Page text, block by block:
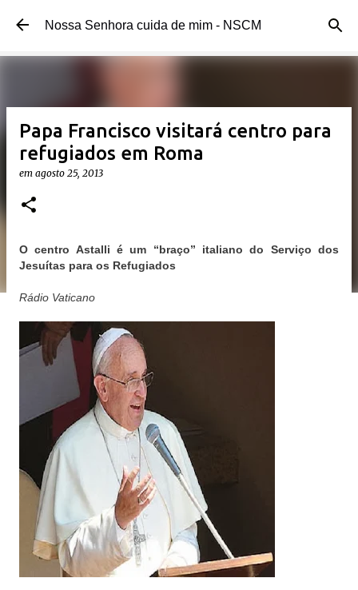
Pular para o conteúdo principal
Nossa Senhora cuida de mim - NSCM
Papa Francisco visitará centro para
refugiados em Roma
em agosto 25, 2013
O centro Astalli é um “braço” italiano do Serviço dos
Jesuítas para os Refugiados
Rádio Vaticano